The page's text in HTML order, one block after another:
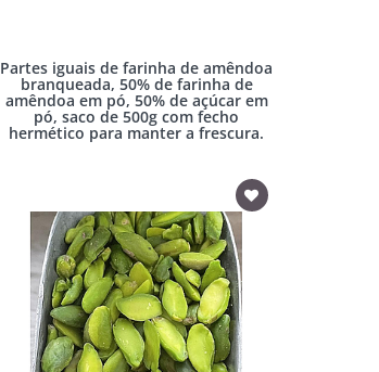
Partes iguais de farinha de amêndoa
branqueada, 50% de farinha de
amêndoa em pó, 50% de açúcar em
pó, saco de 500g com fecho
hermético para manter a frescura.